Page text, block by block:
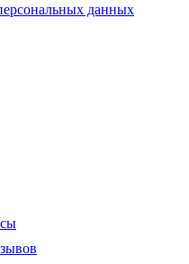
данных